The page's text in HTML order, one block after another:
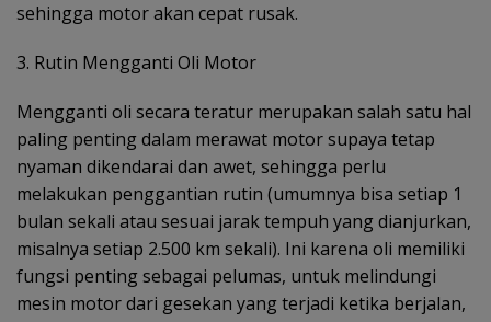
sehingga motor akan cepat rusak.
3. Rutin Mengganti Oli Motor
Mengganti oli secara teratur merupakan salah satu hal
paling penting dalam merawat motor supaya tetap
nyaman dikendarai dan awet, sehingga perlu
melakukan penggantian rutin (umumnya bisa setiap 1
bulan sekali atau sesuai jarak tempuh yang dianjurkan,
misalnya setiap 2.500 km sekali). Ini karena oli memiliki
fungsi penting sebagai pelumas, untuk melindungi
mesin motor dari gesekan yang terjadi ketika berjalan,